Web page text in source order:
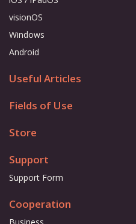
visionOS
Windows
Android
Useful Articles
Fields of Use
Store
Support
Support Form
Cooperation